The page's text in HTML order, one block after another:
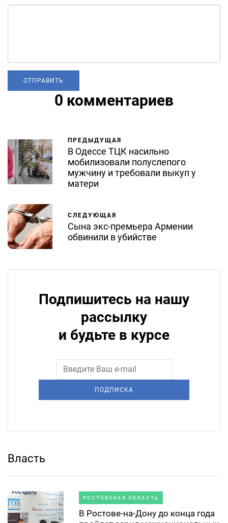
0 комментариев
ПРЕДЫДУЩАЯ
В Одессе ТЦК насильно
мобилизовали полуслепого
мужчину и требовали выкуп у
матери
СЛЕДУЮЩАЯ
Сына экс-премьера Армении
обвинили в убийстве
Подпишитесь на нашу
рассылку
и будьте в курсе
ПОДПИСКА
Власть
РОСТОВСКАЯ ОБЛАСТЬ
В Ростове-на-Дону до конца года